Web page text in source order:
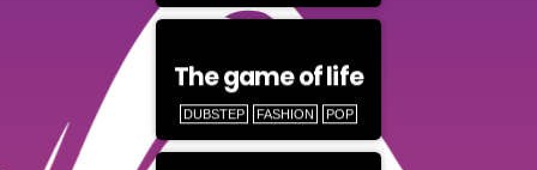
The game of life
DUBSTEP FASHION POP